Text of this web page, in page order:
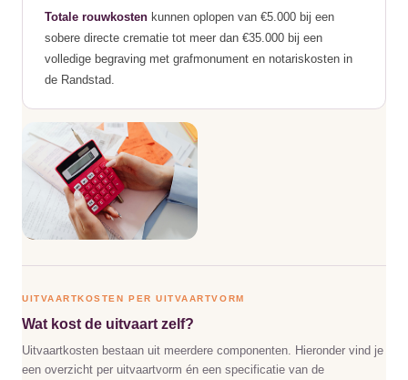
Totale rouwkosten kunnen oplopen van €5.000 bij een
sobere directe crematie tot meer dan €35.000 bij een
volledige begraving met grafmonument en notariskosten in
de Randstad.
UITVAARTKOSTEN PER UITVAARTVORM
Wat kost de uitvaart zelf?
Uitvaartkosten bestaan uit meerdere componenten. Hieronder vind je
een overzicht per uitvaartvorm én een specificatie van de